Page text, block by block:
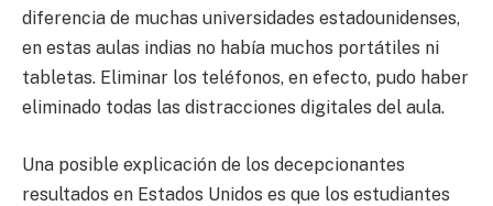
diferencia de muchas universidades estadounidenses,
en estas aulas indias no había muchos portátiles ni
tabletas. Eliminar los teléfonos, en efecto, pudo haber
eliminado todas las distracciones digitales del aula.
Una posible explicación de los decepcionantes
resultados en Estados Unidos es que los estudiantes